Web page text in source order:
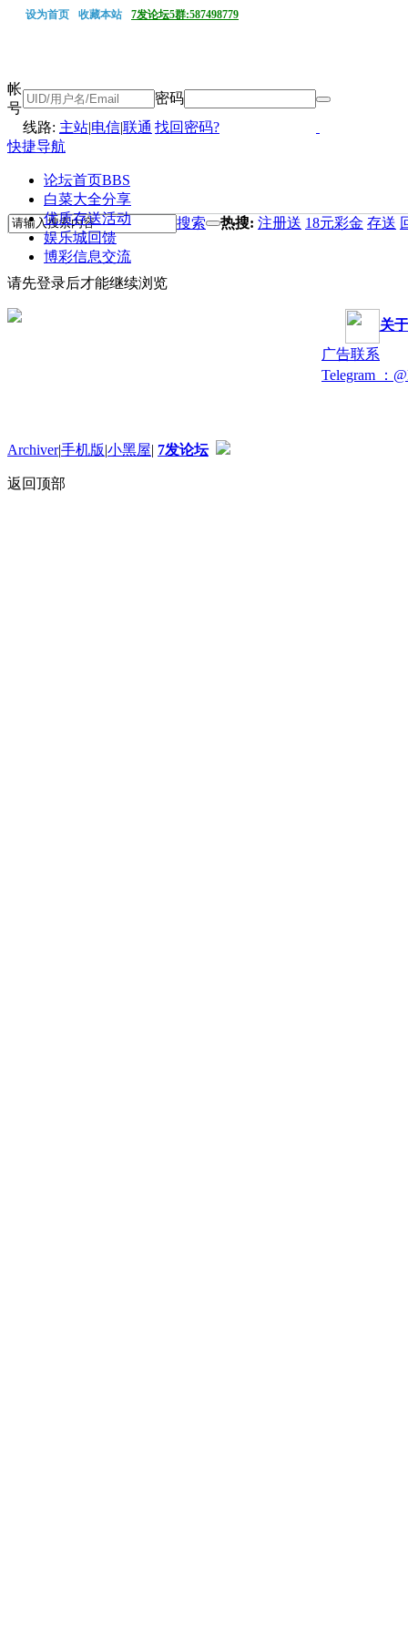
设为首页 收藏本站 7发论坛5群:587498779
帐
号
密码
线路: 主站|电信|联通 找回密码?
快捷导航
论坛首页BBS
白菜大全分享
优质存送活动
娱乐城回馈
博彩信息交流
搜索 热搜: 注册送 18元彩金 存送
请先登录后才能继续浏览
关
广告联系
Telegram ：
Archiver|手机版|小黑屋| 7发论坛
返回顶部